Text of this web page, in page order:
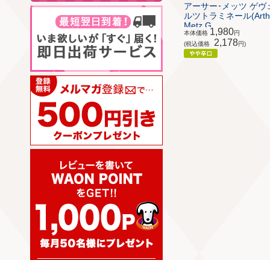
アーサー･メッツ ゲヴ
ルツトラミネール
Metz G...
本体価格 1,980円
(税込価格
2,178円)